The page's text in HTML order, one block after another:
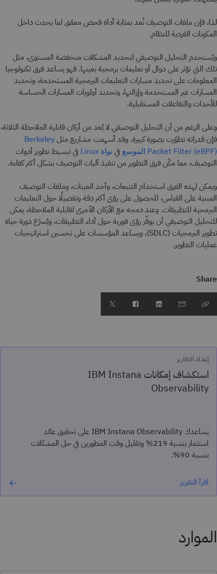
لذا، فإن ملفات التوصيف تُعد بمثابة أداة فحص معمّق لما يحدث داخل
المكونات الفردية للنظام.
ويُستخدم التحليل التوصيفي لتحديد المشكلات منخفضة المستوى، مثل
تلك التي تؤثر على دوال أو تعليمات برمجية بعينها. فهو يساعد فرق تكنولوجيا
المعلومات على تحديد مسارات التعليمات البرمجية المستخدمة، وتحديد
المسارات غير المستخدمة وإزالتها، وتحديد أولويات المسارات الحساسة
للأحداث والتفاعلات المستقبلية.
وعلى الرغم من أن التحليل التوصيفي لا يُعد من أركان قابلية الملاحظة الثلاثة،
فإن قدراته تطوّرت بصورة كبيرة. وقد أسهمت مشاريع مثل Berkeley
Packet Filter (eBPF) الموسع
في نواة Linux
في تبسيط تطوير أدوات
التوصيف، مما مكّن فرق التطوير من تنفيذ آليات التوصيف بشكل أكثر كفاءة.
ويمكن لهذه الفرق استخدام التتبعات، وأخذ العينات، وملفات التوصيف
المبنية على القياس، للحصول على رؤى أكثر دقة وتفصيلًا حول التعليمات
البرمحية للتطبيقات. وعند دمجه مع الأركان الأخرى لقابلية الملاحظة، يمكن
للتحليل التوصيفي أن يوفّر رؤى فورية حول أداء التطبيقات، ويُسرّع دورة حياة
تطوير البرمجيات (SDLC)، ويساعد المؤسسات على تحسين استراتيجيات
عمليات التطوير.
Share
إعداد التقارير
استكشاف إمكانات IBM Instana
Observability
يساعدك IBM Instana Observability على تحقيق عائد
استثمار بنسبة 219% وتقليل وقت المطورين في حل المشكلات
بنسبة 90%.
اقرأ التقرير
الموارد